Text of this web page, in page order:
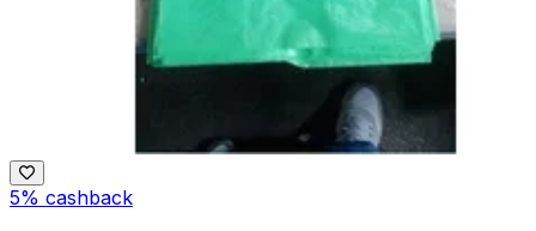
5% cashback